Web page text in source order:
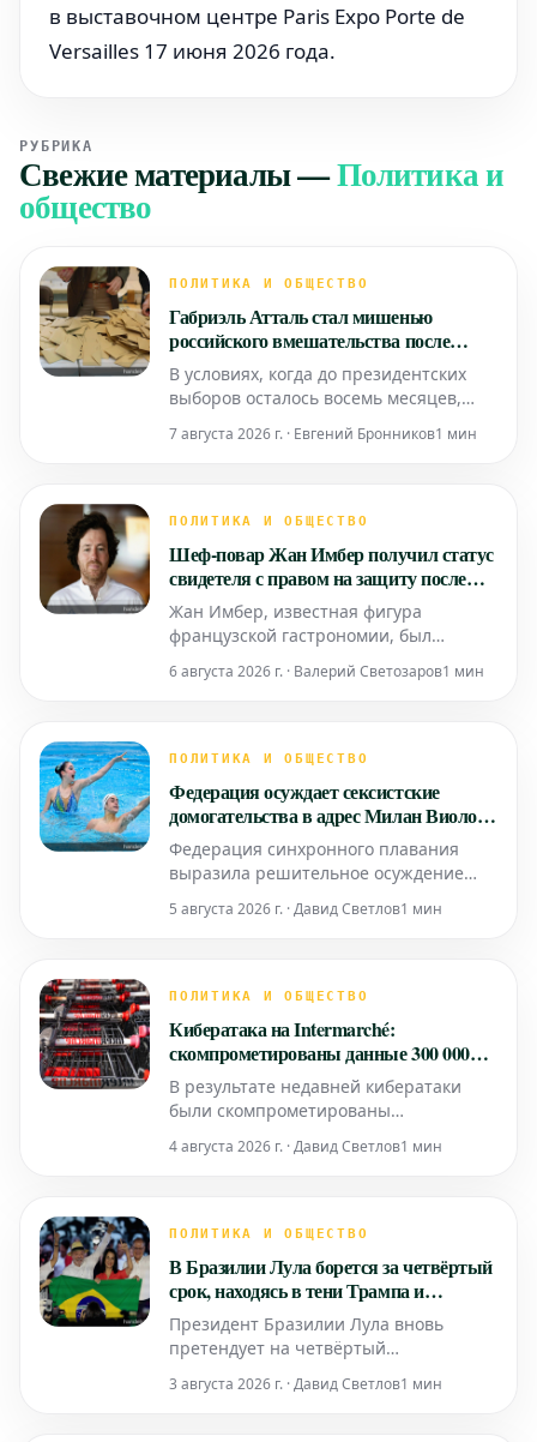
в выставочном центре Paris Expo Porte de
Versailles 17 июня 2026 года.
РУБРИКА
Свежие материалы—Политика и
общество
ПОЛИТИКА И ОБЩЕСТВО
Габриэль Атталь стал мишенью
российского вмешательства после
Филиппа и Глюксманна: Кому это
выгодно?
В условиях, когда до президентских
выборов осталось восемь месяцев,
остро встает вопрос о
целесообразности операций
Глюксманна, Габриэль Атталь также
самом деле извлекает выгоду из этих
маневров?
7 августа 2026 г. · Евгений Бронников1 мин
ПОЛИТИКА И ОБЩЕСТВО
Шеф-повар Жан Имбер получил статус
свидетеля с правом на защиту после
задержания
Жан Имбер, известная фигура
французской гастрономии, был
задержан в понедельник утром в
Париже. В его адрес поступили три
6 августа 2026 г. · Валерий Светозаров1 мин
ПОЛИТИКА И ОБЩЕСТВО
Федерация осуждает сексистские
домогательства в адрес Милан Виолон
в синхронном плавании
Федерация синхронного плавания
выразила решительное осуждение
которых стала известная спортсменка
серьезной проблеме в спортивном
необходимость создания безопасной и
уважительной ср
5 августа 2026 г. · Давид Светлов1 мин
ПОЛИТИКА И ОБЩЕСТВО
Кибератака на Intermarché:
скомпрометированы данные 300 000
клиентов
В результате недавней кибератаки
были скомпрометированы
клиентов французской сети
4 августа 2026 г. · Давид Светлов1 мин
ПОЛИТИКА И ОБЩЕСТВО
В Бразилии Лула борется за четвёртый
срок, находясь в тени Трампа и
противостоя сыну Болсонару
Президент Бразилии Лула вновь
претендует на четвёртый
кампания разворачивается под
3 августа 2026 г. · Давид Светлов1 мин